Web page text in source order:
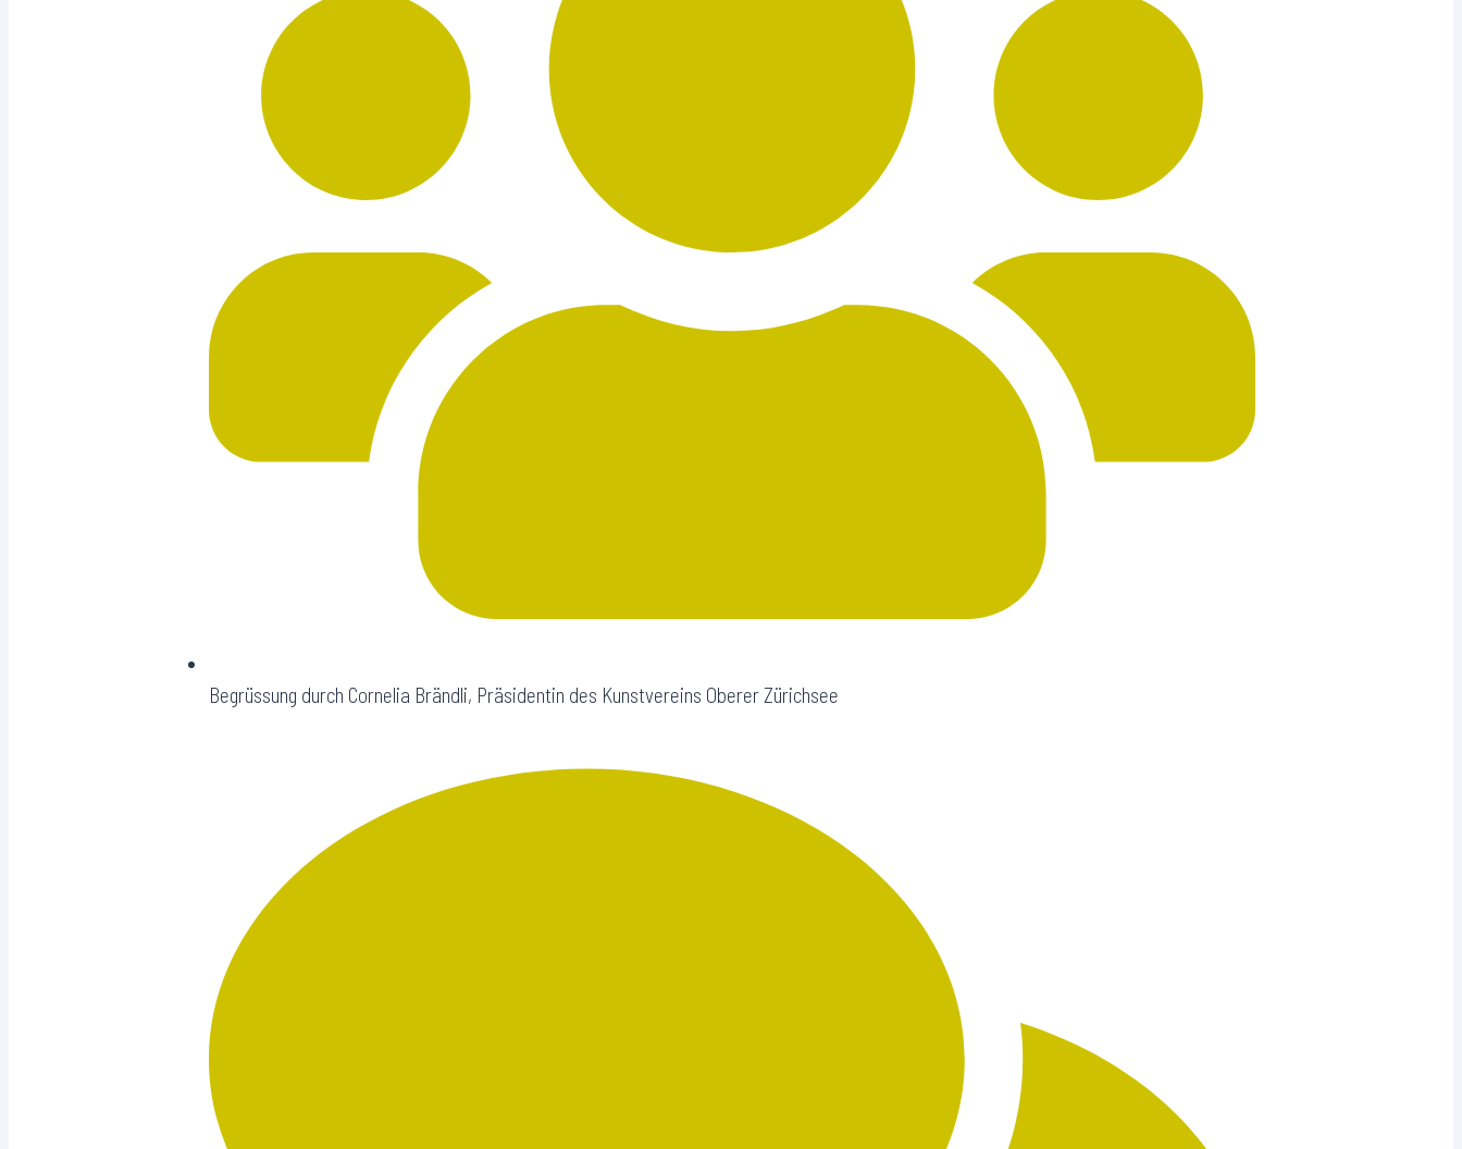
Begrüssung durch Cornelia Brändli, Präsidentin des Kunstvereins Oberer Zürichsee